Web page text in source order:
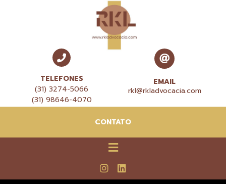
TELEFONES
(31) 3274-5066
(31) 98646-4070
EMAIL
rkl@rkladvocacia.com
CONTATO